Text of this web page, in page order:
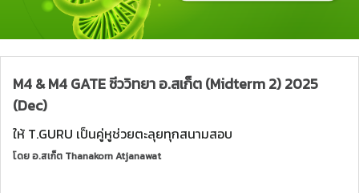
M4 & M4 GATE ชีววิทยา อ.สเก็ต (Midterm 2) 2025
(Dec)
ให้ T.GURU เป็นคู่หูช่วยตะลุยทุกสนามสอบ
โดยอ.สเก็ต Thanakorn Atjanawat